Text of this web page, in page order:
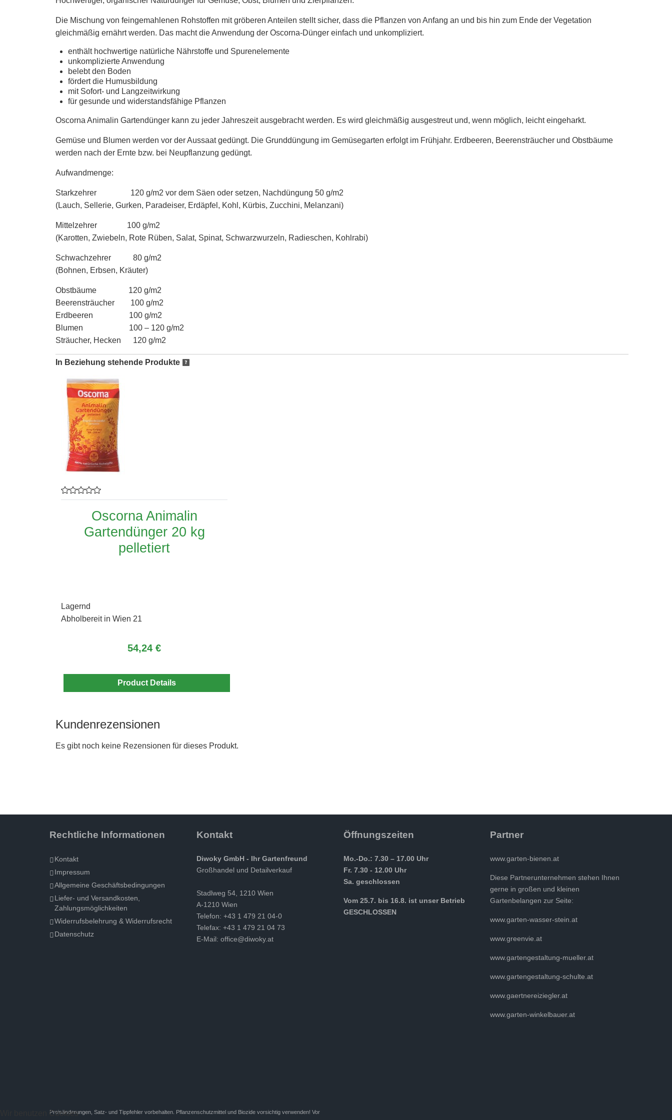
Die Mischung von feingemahlenen Rohstoffen mit gröberen Anteilen stellt sicher, dass die Pflanzen von Anfang an und bis hin zum Ende der Vegetation
gleichmäßig ernährt werden. Das macht die Anwendung der Oscorna-Dünger einfach und unkompliziert.
enthält hochwertige natürliche Nährstoffe und Spurenelemente
unkomplizierte Anwendung
belebt den Boden
fördert die Humusbildung
mit Sofort- und Langzeitwirkung
für gesunde und widerstandsfähige Pflanzen
Oscorna Animalin Gartendünger kann zu jeder Jahreszeit ausgebracht werden. Es wird gleichmäßig ausgestreut und, wenn möglich, leicht eingeharkt.
Gemüse und Blumen werden vor der Aussaat gedüngt. Die Grunddüngung im Gemüsegarten erfolgt im Frühjahr. Erdbeeren, Beerensträucher und Obstbäume
werden nach der Ernte bzw. bei Neupflanzung gedüngt.
Aufwandmenge:
Starkzehrer 120 g/m2 vor dem Säen oder setzen, Nachdüngung 50 g/m2
(Lauch, Sellerie, Gurken, Paradeiser, Erdäpfel, Kohl, Kürbis, Zucchini, Melanzani)
Mittelzehrer 100 g/m2
(Karotten, Zwiebeln, Rote Rüben, Salat, Spinat, Schwarzwurzeln, Radieschen, Kohlrabi)
Schwachzehrer 80 g/m2
(Bohnen, Erbsen, Kräuter)
Obstbäume 120 g/m2
Beerensträucher 100 g/m2
Erdbeeren 100 g/m2
Blumen 100 – 120 g/m2
Sträucher, Hecken 120 g/m2
In Beziehung stehende Produkte
Oscorna Animalin
Gartendünger 20 kg
pelletiert
Lagernd
Abholbereit in Wien 21
54,24 €
Product Details
Kundenrezensionen
Es gibt noch keine Rezensionen für dieses Produkt.
Rechtliche Informationen
Kontakt
Impressum
Allgemeine Geschäftsbedingungen
Liefer- und Versandkosten,
Zahlungsmöglichkeiten
Widerrufsbelehrung & Widerrufsrecht
Datenschutz
Kontakt
Diwoky GmbH - Ihr Gartenfreund
Großhandel und Detailverkauf
Stadlweg 54, 1210 Wien
A-1210 Wien
Telefon: +43 1 479 21 04-0
Telefax: +43 1 479 21 04 73
E-Mail: office@diwoky.at
Öffnungszeiten
Mo.-Do.: 7.30 – 17.00 Uhr
Fr. 7.30 - 12.00 Uhr
Sa. geschlossen
Vom 25.7. bis 16.8. ist unser Betrieb
GESCHLOSSEN
Partner
www.garten-bienen.at
Diese Partnerunternehmen stehen Ihnen
gerne in großen und kleinen
Gartenbelangen zur Seite:
www.garten-wasser-stein.at
www.greenvie.at
www.gartengestaltung-mueller.at
www.gartengestaltung-schulte.at
www.gaertnereiziegler.at
www.garten-winkelbauer.at
Preisänderungen, Satz- und Tippfehler vorbehalten. Pflanzenschutzmittel und Biozide vorsichtig verwenden! Vor
Wir benutzen Cookies